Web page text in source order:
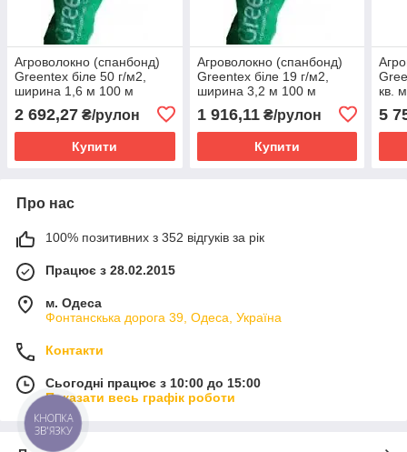
Агроволокно (спанбонд)
Greentex біле 50 г/м2,
ширина 1,6 м 100 м
2 692,27 ₴/рулон
Купити
Агроволокно (спанбонд)
Greentex біле 19 г/м2,
ширина 3,2 м 100 м
1 916,11₴/рулон
Купити
кв.
5
Про нас
100% позитивних з 352 відгуків за рік
Працює з 28.02.2015
м. Одеса
Фонтанскька дорога 39, Одеса, Україна
Контакти
Сьогодні працює з 10:00 до 15:00
Показати весь графік роботи
КНОПКА
ЗВ'ЯЗКУ